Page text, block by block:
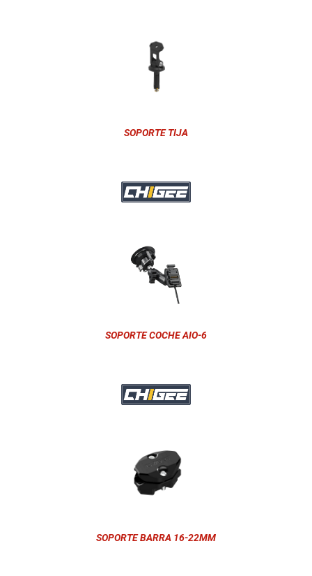
SOPORTE TIJA
SOPORTE COCHE AIO-6
SOPORTE BARRA 16-22MM